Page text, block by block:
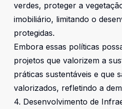
verdes, proteger a
imobiliário, limitando o
protegidas.
Embora essas políticas
projetos que valorizem a
práticas sustentáveis e que
valorizados, refletindo a
4. Desenvolvimento de